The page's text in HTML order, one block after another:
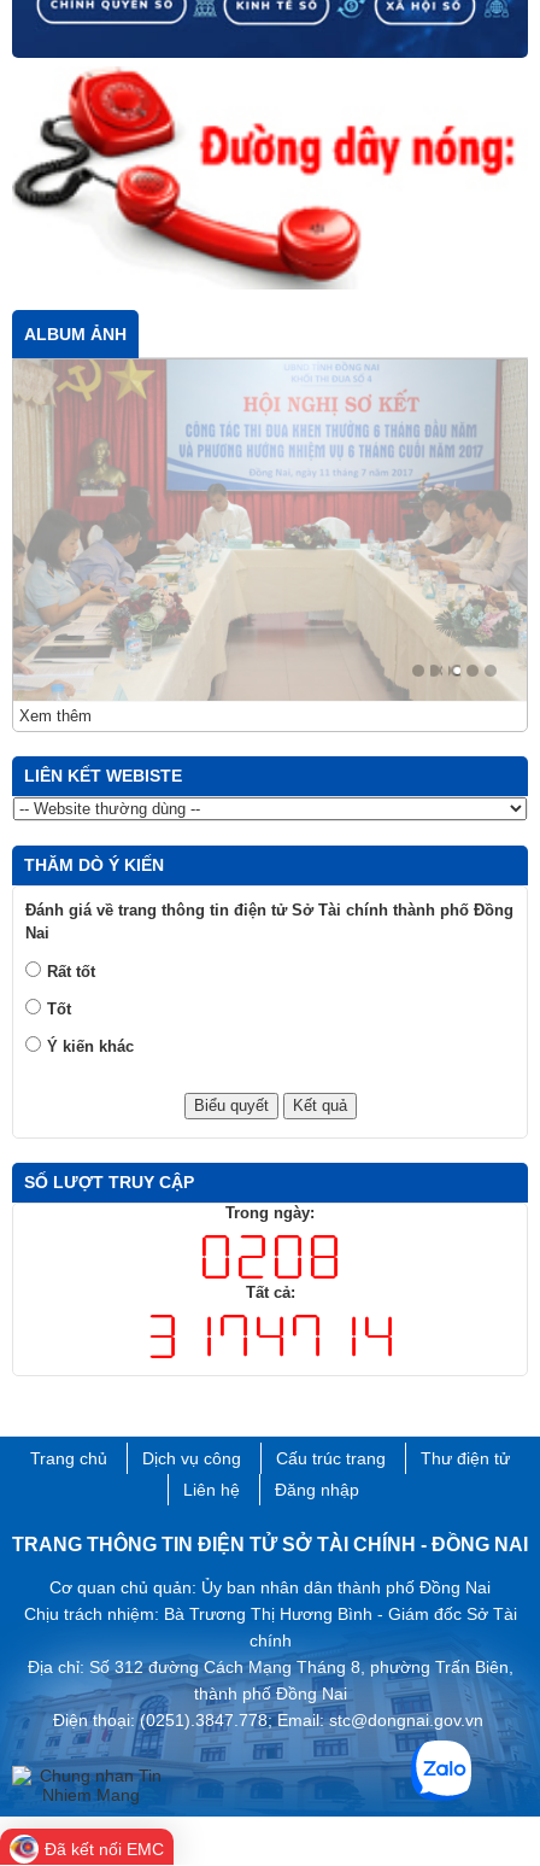
ALBUM ẢNH
Xem thêm
LIÊN KẾT WEBISTE
THĂM DÒ Ý KIẾN
Đánh giá về trang thông tin điện tử Sở Tài chính thành phố Đồng
Nai
Rất tốt
Tốt
Ý kiến khác
SỐ LƯỢT TRUY CẬP
Trong ngày:
Tất cả:
Trang chủ Dịch vụ công Cấu trúc trang
Thư điện tử
Liên hệ
Đăng nhập
TRANG THÔNG TIN ĐIỆN TỬ SỞ TÀI CHÍNH - ĐỒNG NAI
Cơ quan chủ quản: Ủy ban nhân dân thành phố Đồng Nai
Chịu trách nhiệm: Bà Trương Thị Hương Bình - Giám đốc Sở Tài
chính
Địa chỉ: Số 312 đường Cách Mạng Tháng 8, phường Trấn Biên,
thành phố ​Đồng Nai
Điện thoại: (0251).3847.778; Email: stc@dongnai.gov.vn ​
Đã kết nối EMC